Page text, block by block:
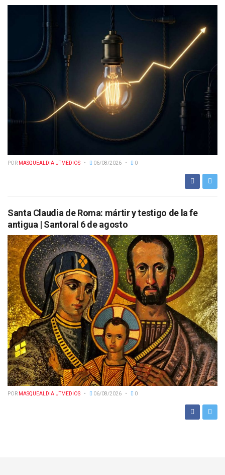
POR MASQUEALDIA UTMEDIOS 06/08/2026 0
Santa Claudia de Roma: mártir y testigo de la fe
antigua | Santoral 6 de agosto
POR MASQUEALDIA UTMEDIOS 06/08/2026 0